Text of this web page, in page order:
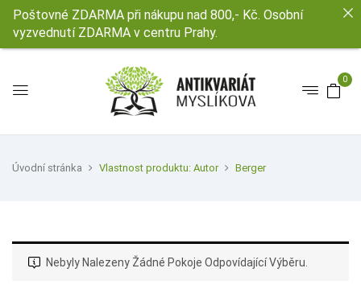
0
Úvodní stránka Vlastnost produktu: Autor Berger
Nebyly Nalezeny Žádné Pokoje Odpovídající Výběru.
Poštovné ZDARMA při nákupu nad 800,- Kč. Osobní
vyzvednutí ZDARMA v centru Prahy.